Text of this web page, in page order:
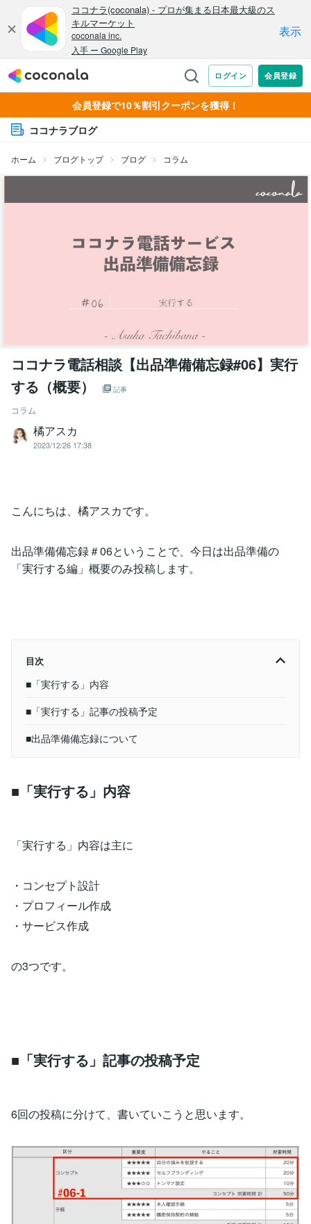
会員登録で10％割引クーポンを獲得！
ココナラブログ
ホーム ブログトップ ブログ コラム
ココナラ電話相談【出品準備備忘録#06】実行
する（概要）
記事
コラム
橘アスカ
2023/12/26 17:38
こんにちは、橘アスカです。
出品準備備忘録＃06ということで、今日は出品準備の
「実行する編」概要のみ投稿します。
目次
■「実行する」内容
■「実行する」記事の投稿予定
■出品準備備忘録について
■「実行する」内容
「実行する」内容は主に
・コンセプト設計
・プロフィール作成
・サービス作成
の3つです。
■「実行する」記事の投稿予定
6回の投稿に分けて、書いていこうと思います。